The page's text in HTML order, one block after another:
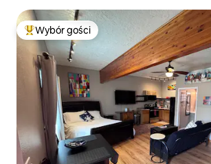
Najpopularniejsze z kategorii Wybór gości
Wybór gości